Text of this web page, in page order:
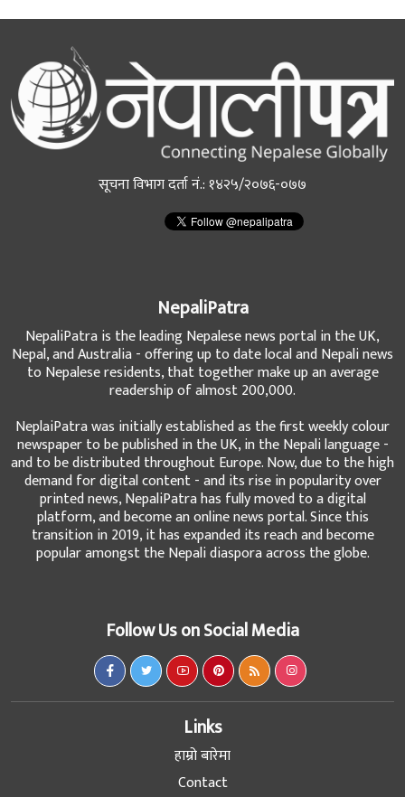
सूचना विभाग दर्ता नं.: १४२५/२०७६-०७७
NepaliPatra
NepaliPatra is the leading Nepalese news portal in the UK,
Nepal, and Australia - offering up to date local and Nepali news
to Nepalese residents, that together make up an average
readership of almost 200,000.
NeplaiPatra was initially established as the first weekly colour
newspaper to be published in the UK, in the Nepali language -
and to be distributed throughout Europe. Now, due to the high
demand for digital content - and its rise in popularity over
printed news, NepaliPatra has fully moved to a digital
platform, and become an online news portal. Since this
transition in 2019, it has expanded its reach and become
popular amongst the Nepali diaspora across the globe.
Follow Us on Social Media
Links
हाम्रो बारेमा
Contact